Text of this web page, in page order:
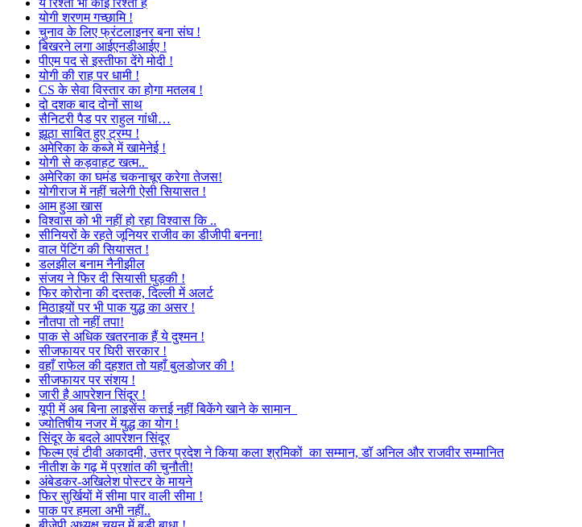
ये रिश्ता भी कोई रिश्ता है
योगी शरणम गच्छामि !
चुनाव के लिए फ्रंटलाइनर बना संघ !
बिखरने लगा आईएनडीआईए !
पीएम पद से इस्तीफा देंगे मोदी !
योगी की राह पर धामी !
CS के सेवा विस्तार का होगा मतलब !
दो दशक बाद दोनों साथ
सैनिटरी पैड पर राहुल गांधी…
झूठा साबित हुए ट्रम्प !
अमेरिका के कब्जे में खामेनेई !
योगी से कड़वाहट खत्म..
अमेरिका का घमंड चकनाचूर करेगा तेजस!
योगीराज में नहीं चलेगी ऐसी सियासत !
आम हुआ खास
विश्वास को भी नहीं हो रहा विश्वास कि ..
सीनियरों के रहते जूनियर राजीव का डीजीपी बनना!
वाल पेंटिंग की सियासत !
डलझील बनाम नैनीझील
संजय ने फिर दी सियासी घुड़की !
फिर कोरोना की दस्तक, दिल्ली में अलर्ट
मिठाइयों पर भी पाक युद्ध का असर !
नौतपा तो नहीं तपा!
पाक से अधिक खतरनाक हैं ये दुश्मन !
सीजफायर पर घिरी सरकार !
वहाँ राफेल की दहशत तो यहाँ बुलडोजर की !
सीजफायर पर संशय !
जारी है आपरेशन सिंदूर !
यूपी में अब बिना लाइसेंस कत्तई नहीं बिकेंगे खाने के सामान
ज्योतिषीय नजर में युद्ध का योग !
सिंदूर के बदले आपरेशन सिंदूर
फिल्म एवं टीवी अकादमी, उत्तर प्रदेश ने किया कला श्रमिकों का सम्मान, डॉ अनिल और राजवीर सम्मानित
नीतीश के गढ़ में प्रशांत की चुनौती!
अंबेडकर-अखिलेश पोस्टर के मायने
फिर सुर्खियों में सीमा पार वाली सीमा !
पाक पर हमला अभी नहीं..